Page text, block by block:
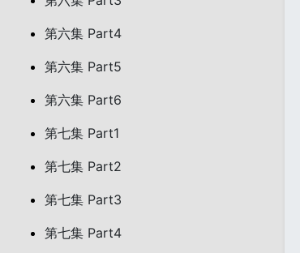
第六集 Part4
第六集 Part5
第六集 Part6
第七集 Part1
第七集 Part2
第七集 Part3
第七集 Part4